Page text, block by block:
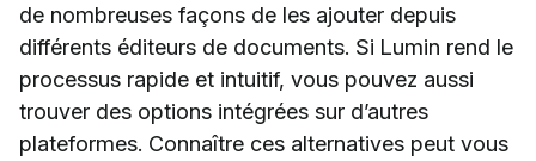
de nombreuses façons de les ajouter depuis
différents éditeurs de documents. Si Lumin rend le
processus rapide et intuitif, vous pouvez aussi
trouver des options intégrées sur d’autres
plateformes. Connaître ces alternatives peut vous